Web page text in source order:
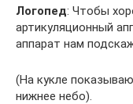
Логопед: Чтобы
артикуляционный
аппарат нам
(На кукле
нижнее небо).